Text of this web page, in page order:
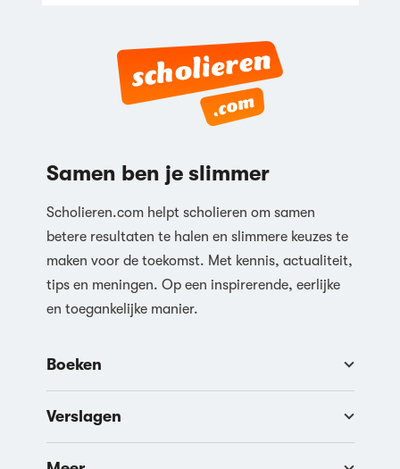
Reageren
Samen ben je slimmer
Scholieren.com helpt scholieren om samen
betere resultaten te halen en slimmere keuzes te
maken voor de toekomst. Met kennis, actualiteit,
tips en meningen. Op een inspirerende, eerlijke
en toegankelijke manier.
Boeken
Verslagen